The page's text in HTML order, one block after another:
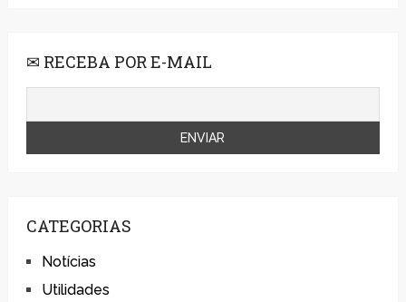
✉ RECEBA POR E-MAIL
CATEGORIAS
Notícias
Utilidades